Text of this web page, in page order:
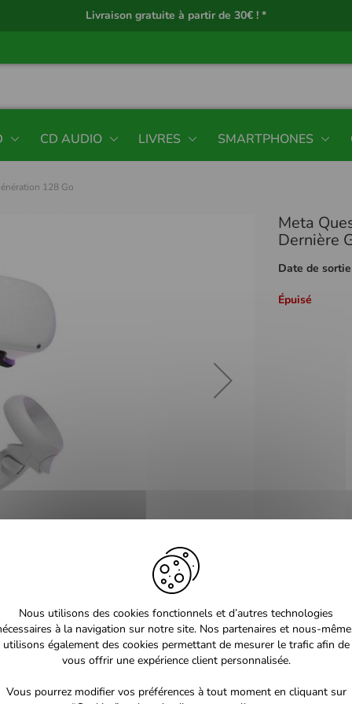
Livraison gratuite à partir de 30€ ! *
CD AUDIO LIVRES SMARTPHONES
128 Go
Meta
Dernière
Date de sortie
Épuisé
Nous utilisons des cookies fonctionnels et d’autres technologies
à la navigation sur notre site. Nos partenaires et nous-
utilisons également des cookies permettant de mesurer le trafic afin de
vous offrir une expérience client personnalisée.
Vous pourrez modifier vos préférences à tout moment en cliquant sur